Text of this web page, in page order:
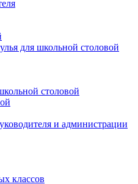
для школьной столовой
столовой
и администрации
классов